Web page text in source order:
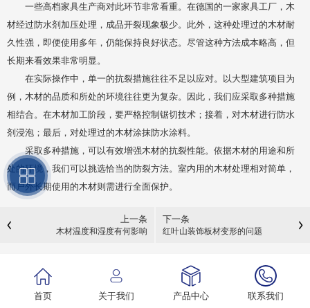
一些高档家具生产商对此环节非常看重。在德国的一家家具工厂，木
材经过防水剂加压处理，成品开裂现象极少。此外，这种处理过的木材耐
久性强，即便使用多年，仍能保持良好状态。尽管这种方法成本略高，但
长期来看效果非常明显。
在实际操作中，单一的抗裂措施往往不足以应对。以大型建筑项目为
例，木材的品质和所处的环境往往更为复杂。因此，我们应采取多种措施
相结合。在木材加工阶段，要严格控制锯切技术；接着，对木材进行防水
剂浸泡；最后，对处理过的木材涂抹防水涂料。
采取多种措施，可以有效增强木材的抗裂性能。依据木材的用途和所
处的环境，我们可以挑选恰当的防裂方法。室内用的木材处理相对简单，
而户外长期使用的木材则需进行全面保护。
上一条
木材温度和湿度有何影响
下一条
红叶山装饰板材变形的问题
首页 关于我们 产品中心 联系我们